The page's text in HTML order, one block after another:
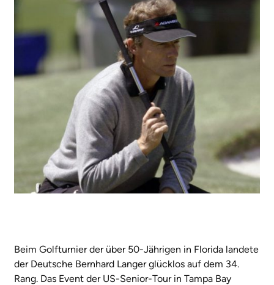
Beim Golfturnier der über 50-Jährigen in Florida landete
der Deutsche Bernhard Langer glücklos auf dem 34.
Rang. Das Event der US-Senior-Tour in Tampa Bay